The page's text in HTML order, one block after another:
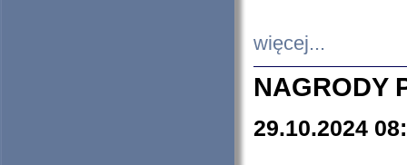
więcej...
NAGRODY
29.10.2024